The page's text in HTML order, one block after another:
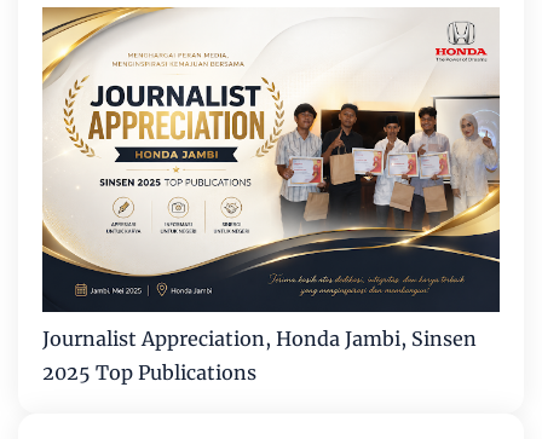
Journalist Appreciation, Honda Jambi, Sinsen
2025 Top Publications